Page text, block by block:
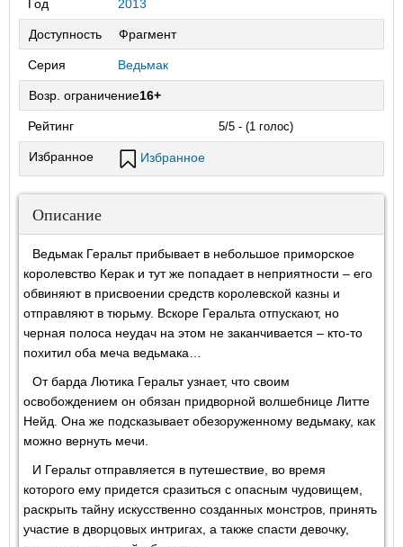
Год 2013
Доступность Фрагмент
Серия Ведьмак
Возр. ограничение16+
Рейтинг 5/5 - (1 голос)
Избранное Избранное
Описание
Ведьмак Геральт прибывает в небольшое приморское
королевство Керак и тут же попадает в неприятности – его
обвиняют в присвоении средств королевской казны и
отправляют в тюрьму. Вскоре Геральта отпускают, но
черная полоса неудач на этом не заканчивается – кто-то
похитил оба меча ведьмака…
От барда Лютика Геральт узнает, что своим
освобождением он обязан придворной волшебнице Литте
Нейд. Она же подсказывает обезоруженному ведьмаку, как
можно вернуть мечи.
И Геральт отправляется в путешествие, во время
которого ему придется сразиться с опасным чудовищем,
раскрыть тайну искусственно созданных монстров, принять
участие в дворцовых интригах, а также спасти девочку,